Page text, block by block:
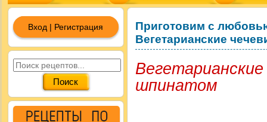
Приготовим с
Вегетарианские
шпинатом
Вход | Регистрация